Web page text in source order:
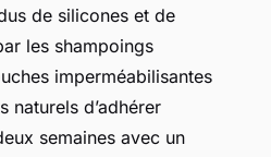
de silicones et de
les shampoings
imperméabilisantes
naturels d’adhérer
semaines avec un